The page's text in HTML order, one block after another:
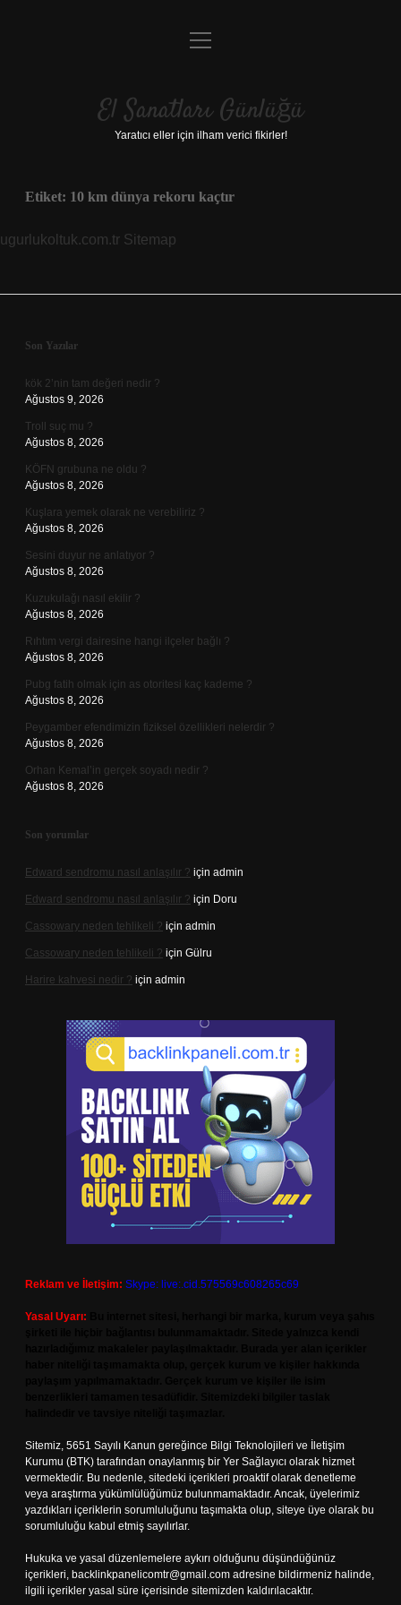
Anasayfa
Yasal Uyarı
menüyü
El Sanatları Günlüğü
Yaratıcı eller için ilham verici fikirler!
Etiket: 10 km dünya rekoru kaçtır
ugurlukoltuk.com.tr Sitemap
Sidebar
Son Yazılar
kök 2’nin tam değeri nedir ?
Ağustos 9, 2026
Troll suç mu ?
Ağustos 8, 2026
KÖFN grubuna ne oldu ?
Ağustos 8, 2026
Kuşlara yemek olarak ne verebiliriz ?
Ağustos 8, 2026
Sesini duyur ne anlatıyor ?
Ağustos 8, 2026
Kuzukulağı nasıl ekilir ?
Ağustos 8, 2026
Rıhtım vergi dairesine hangi ilçeler bağlı ?
Ağustos 8, 2026
Pubg fatih olmak için as otoritesi kaç kademe ?
Ağustos 8, 2026
Peygamber efendimizin fiziksel özellikleri nelerdir ?
Ağustos 8, 2026
Orhan Kemal’in gerçek soyadı nedir ?
Ağustos 8, 2026
Son yorumlar
Edward sendromu nasıl anlaşılır ? için admin
Edward sendromu nasıl anlaşılır ? için Doru
Cassowary neden tehlikeli ? için admin
Cassowary neden tehlikeli ? için Gülru
Harire kahvesi nedir ? için admin
Reklam ve İletişim: Skype: live:.cid.575569c608265c69
Yasal Uyarı:
Sitemiz, 5651 Sayılı Kanun gereğince Bilgi Teknolojileri ve İletişim
Kurumu (BTK) tarafından onaylanmış bir Yer Sağlayıcı olarak hizmet
vermektedir. Bu nedenle, sitedeki içerikleri proaktif olarak denetleme
veya araştırma yükümlülüğümüz bulunmamaktadır. Ancak, üyelerimiz
yazdıkları içeriklerin sorumluluğunu taşımakta olup, siteye üye olarak bu
sorumluluğu kabul etmiş sayılırlar.
Hukuka ve yasal düzenlemelere aykırı olduğunu düşündüğünüz
içerikleri, backlinkpanelicomtr@gmail.com adresine bildirmeniz halinde,
ilgili içerikler yasal süre içerisinde sitemizden kaldırılacaktır.